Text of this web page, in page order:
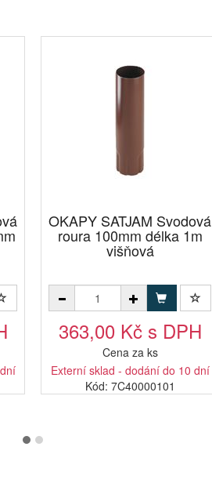
OKAPY SATJAM Svodová
roura 100mm délka 1m
višňová
363,00 Kč s DPH
Cena za ks
Externí sklad - dodání do 10 dní
Kód: 7C40000101